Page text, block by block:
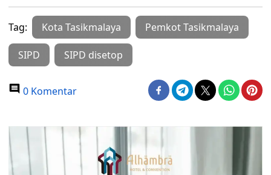
Tag: Kota Tasikmalaya Pemkot Tasikmalaya
SIPD SIPD disetop
0 Komentar